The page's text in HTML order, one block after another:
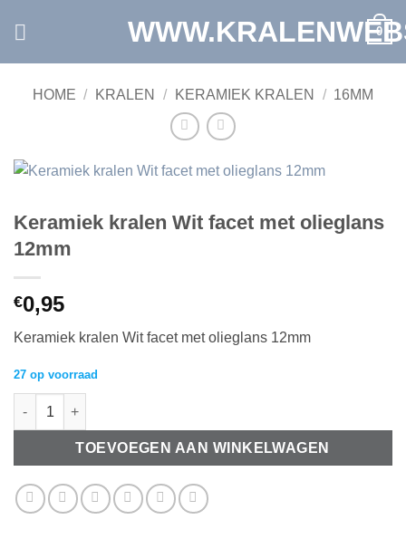
0
HOME / KRALEN / KERAMIEK KRALEN / 16MM
Keramiek kralen Wit facet met olieglans
12mm
€0,95
Keramiek kralen Wit facet met olieglans 12mm
27 op voorraad
Keramiek kralen Wit facet met olieglans 12mm aantal
TOEVOEGEN AAN WINKELWAGEN